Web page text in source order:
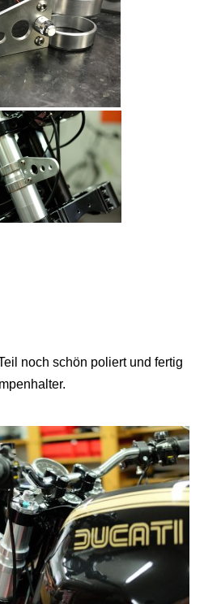
noch schön poliert und fertig